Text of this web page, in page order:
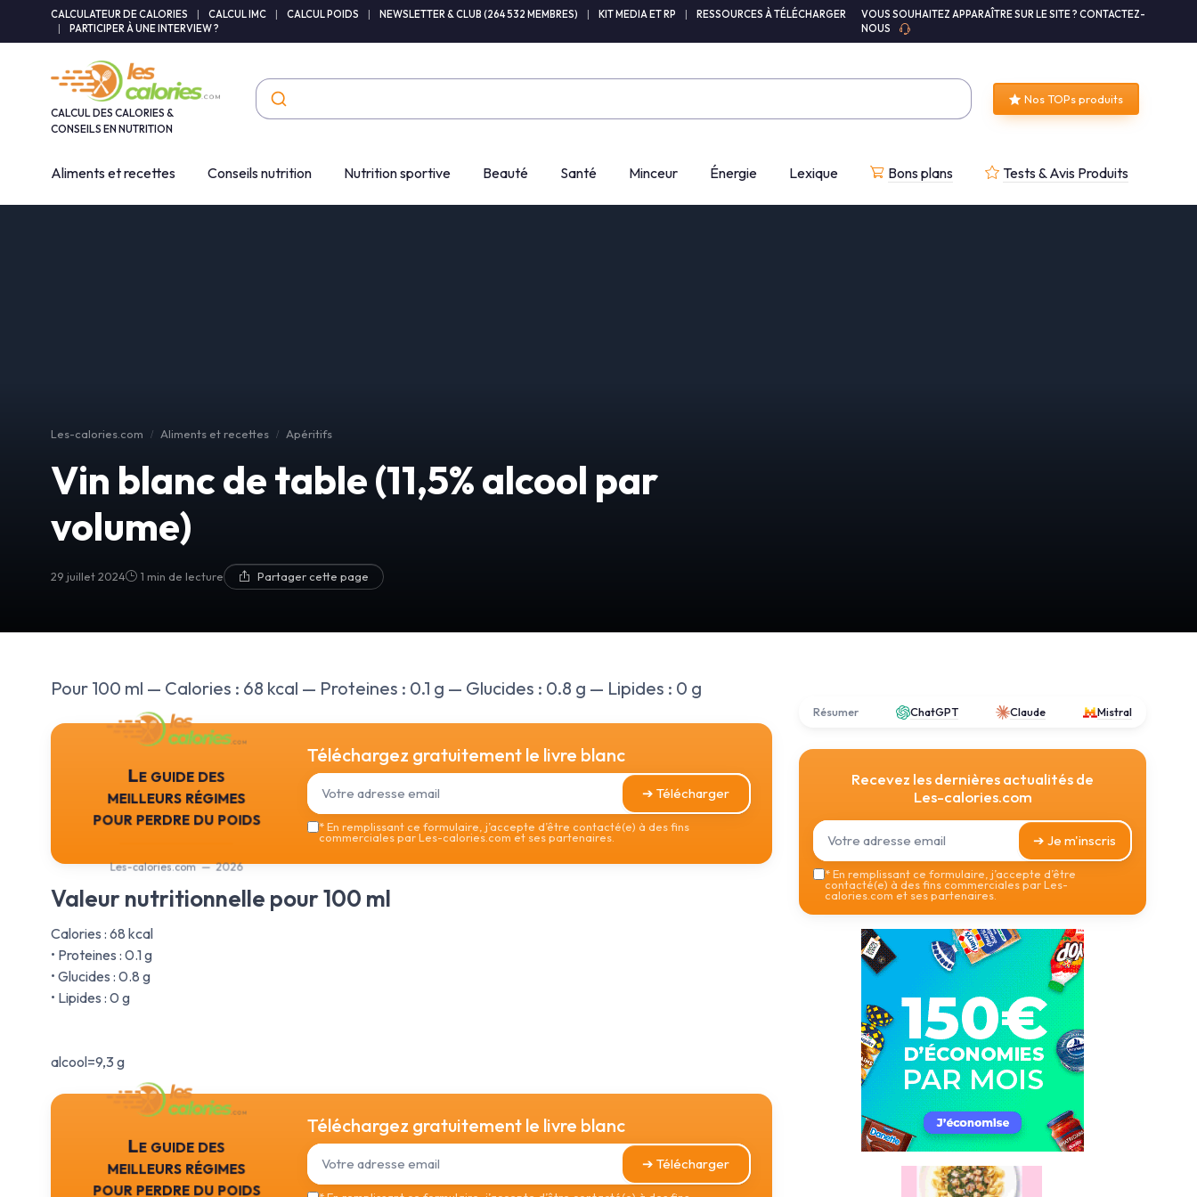
CALCULATEUR DE CALORIES CALCUL IMC CALCUL POIDS NEWSLETTER & CLUB (264 532 MEMBRES) KIT MEDIA ET RP
RESSOURCES À TÉLÉCHARGER
PARTICIPER À UNE INTERVIEW ?
VOUS SOUHAITEZ APPARAÎTRE SUR LE SITE ? CONTACTEZ-
NOUS
CALCUL DES CALORIES &
CONSEILS EN NUTRITION
Nos TOPs produits
Aliments et recettes Conseils nutrition Nutrition sportive Beauté Santé Minceur Énergie Lexique Bons plans Tests & Avis Produits
Les-calories.com Aliments et recettes Apéritifs
Vin blanc de table (11,5% alcool par
volume)
29 juillet 2024 1 min de lecture Partager cette page
Pour 100 ml — Calories : 68 kcal — Proteines : 0.1 g — Glucides : 0.8 g — Lipides : 0 g
Le guide des
meilleurs régimes
pour perdre du poids
Les-calories.com — 2026
Téléchargez gratuitement le livre blanc
➔ Télécharger
*En remplissant ce formulaire, j’accepte d’être contacté(e) à des fins
commerciales par Les-calories.com et ses partenaires.
Valeur nutritionnelle pour 100 ml
Calories : 68 kcal
• Proteines : 0.1 g
• Glucides : 0.8 g
• Lipides : 0 g
alcool=9,3 g
Le guide des
meilleurs régimes
pour perdre du poids
Téléchargez gratuitement le livre blanc
➔ Télécharger
Résumer ChatGPT Claude Mistral
Recevez les dernières actualités de
Les-calories.com
➔ Je m'inscris
*En remplissant ce formulaire, j’accepte d’être
contacté(e) à des fins commerciales par Les-
calories.com et ses partenaires.
Panneau de gestion des cookies